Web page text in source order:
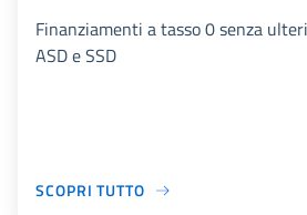
Finanziamenti a tasso 0 senza
ASD e SSD
SCOPRI TUTTO